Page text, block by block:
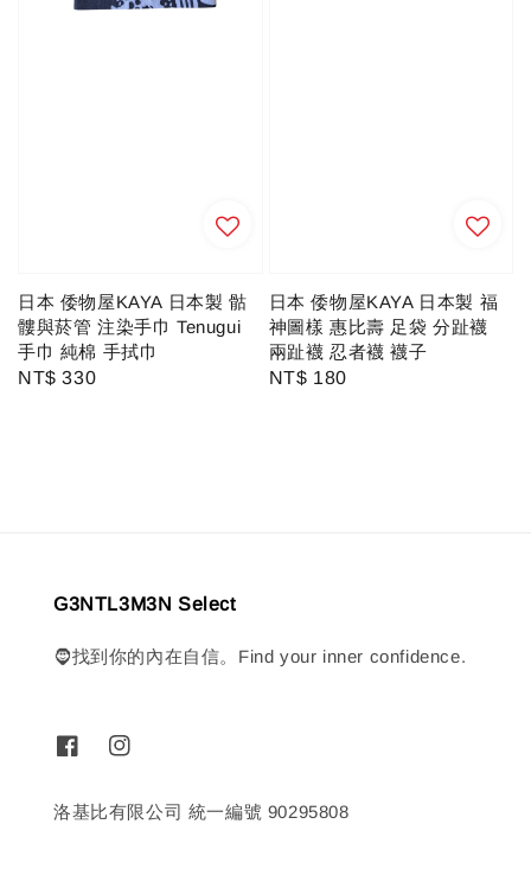
日本 倭物屋KAYA 日本製 骷
髏與菸管 注染手巾 Tenugui
手巾 純棉 手拭巾
Regular
NT$ 330
日本 倭物屋KAYA 日本製 福
神圖樣 惠比壽 足袋 分趾襪
兩趾襪 忍者襪 襪子
Regular
NT$ 180
G3NTL3M3N Select
🧔找到你的內在自信。Find your inner confidence.
洛基比有限公司 統一編號 90295808